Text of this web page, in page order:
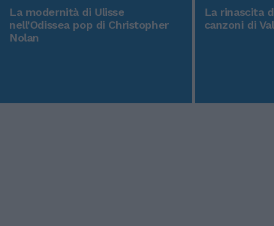
La modernità di Ulisse
nell'Odissea pop di Christopher
Nolan
La rinascita
canzoni di